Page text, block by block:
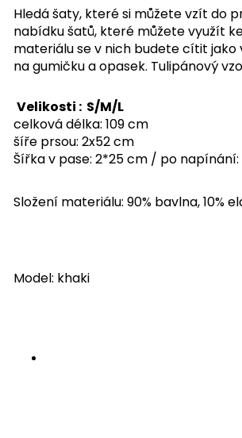
Hledá šaty, které si můžete vzít do
nabídku šatů, které můžete využít
materiálu se v nich budete cítit jako
na gumičku a opasek. Tulipánový
Velikosti : S/M/L
celková délka: 109 cm
šíře prsou: 2x52 cm
Šířka v pase: 2*25 cm / po
Složení materiálu: 90% bavlna, 10%
Model: khaki